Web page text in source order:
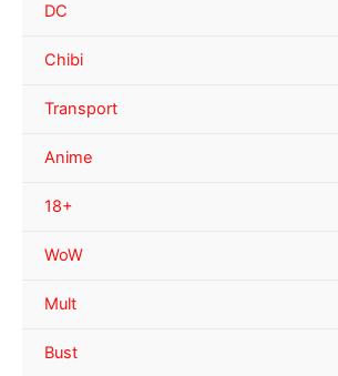
DC
Chibi
Transport
Anime
18+
WoW
Mult
Bust